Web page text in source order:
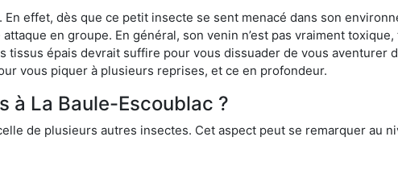
. En effet, dès que ce petit insecte se sent menacé dans son
en groupe. En général, son venin n’est pas vraiment
épais devrait suffire pour vous dissuader de vous aventurer
vous piquer à plusieurs reprises, et ce en profondeur.
à La Baule-Escoublac ?
de plusieurs autres insectes. Cet aspect peut se remarquer au